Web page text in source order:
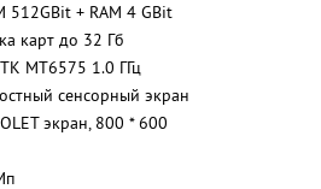
512GBit + RAM 4 GBit
карт до 32 Гб
MT6575 1.0 ГГц
сенсорный экран
экран, 800 * 600